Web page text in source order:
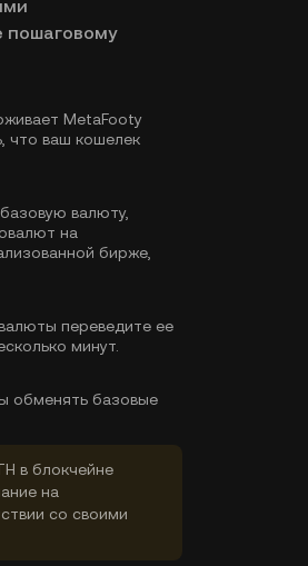
пошаговому
MetaFooty
что ваш кошелек
валюту,
на
бирже,
переведите ее
минут.
обменять базовые
в блокчейне
на
со своими